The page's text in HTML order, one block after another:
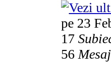
pe 23
17
56